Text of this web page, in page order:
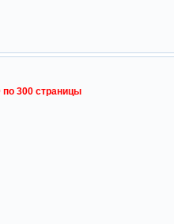
по 300 страницы